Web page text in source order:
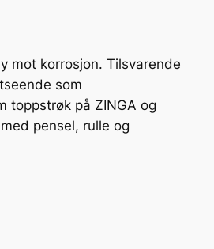
mot korrosjon. Tilsvarende
som
toppstrøk på ZINGA og
pensel, rulle og